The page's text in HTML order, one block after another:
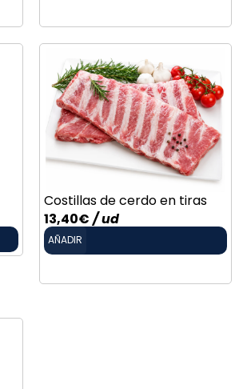
Costillas de cerdo en tiras
13,40€ / ud
AÑADIR